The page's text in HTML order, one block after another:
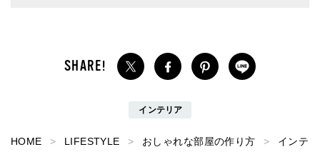
インテリア
HOME LIFESTYLE おしゃれな部屋の作り方
インテ